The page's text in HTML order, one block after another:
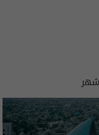
شهر